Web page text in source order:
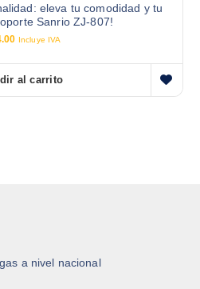
eleva tu comodidad y tu
Sanrio ZJ-807!
Incluye IVA
al carrito
a nivel nacional